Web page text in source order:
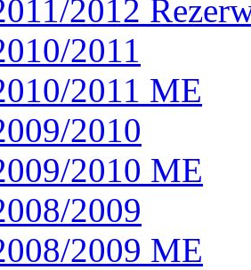
2012
2011
2011 ME
2010
2010 ME
2009
2009 ME